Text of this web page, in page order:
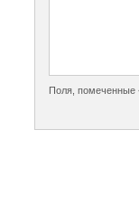
Поля, помеченные